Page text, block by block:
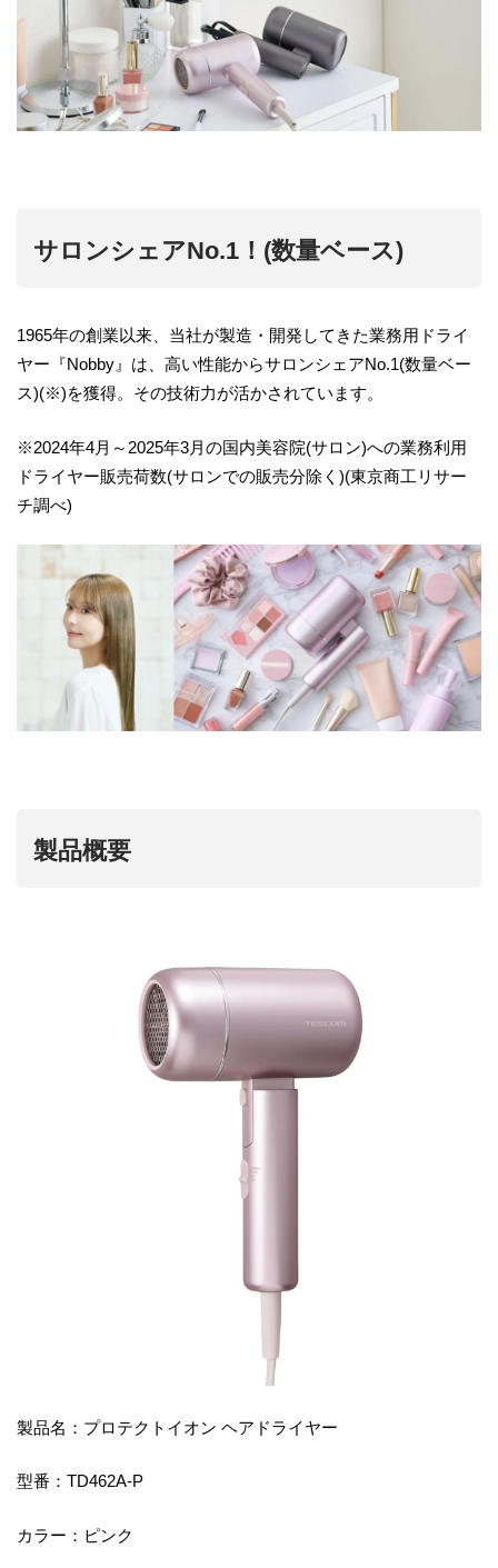
サロンシェアNo.1！(数量ベース)
1965年の創業以来、当社が製造・開発してきた業務用ドライ
ヤー『Nobby』は、高い性能からサロンシェアNo.1(数量ベー
ス)(※)を獲得。その技術力が活かされています。
※2024年4月～2025年3月の国内美容院(サロン)への業務利用
ドライヤー販売荷数(サロンでの販売分除く)(東京商工リサー
チ調べ)
製品概要
製品名：プロテクトイオン ヘアドライヤー
型番：TD462A-P
カラー：ピンク